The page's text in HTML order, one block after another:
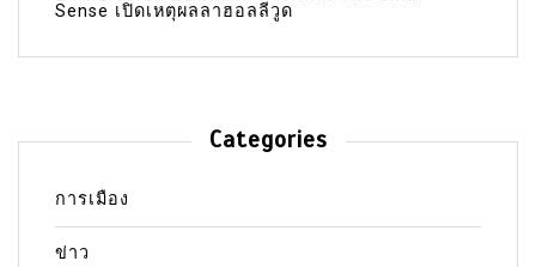
Sense เปิดเหตุผลลาฮอลลีวูด
Categories
การเมือง
ข่าว